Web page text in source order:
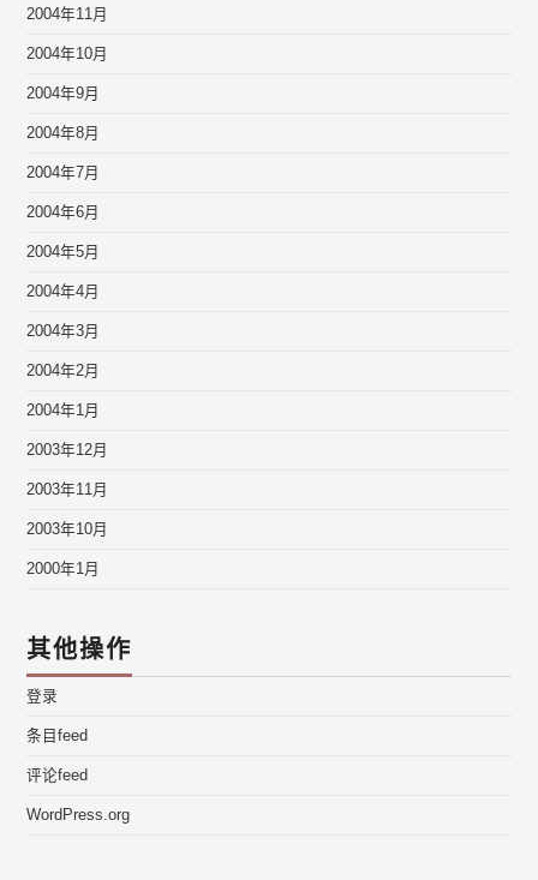
2004年11月
2004年10月
2004年9月
2004年8月
2004年7月
2004年6月
2004年5月
2004年4月
2004年3月
2004年2月
2004年1月
2003年12月
2003年11月
2003年10月
2000年1月
其他操作
登录
条目feed
评论feed
WordPress.org